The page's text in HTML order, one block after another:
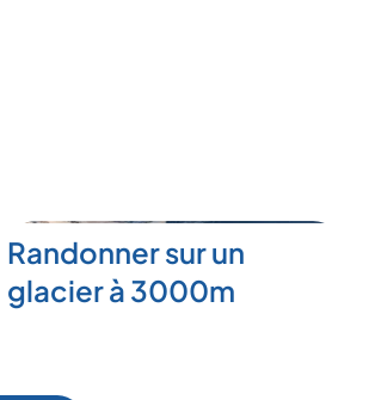
Randonner sur un
glacier à 3000m